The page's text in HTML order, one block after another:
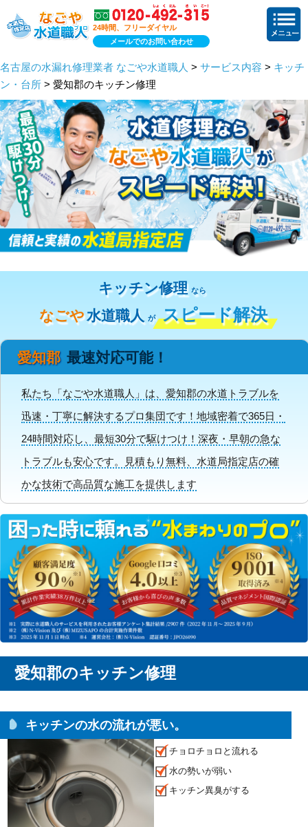
24時間、フリーダイヤル
メールでのお問い合わせ
名古屋の水漏れ修理業者 なごや水道職人 > サービス内容 > キッチ
ン・台所 > 愛知郡のキッチン修理
キッチン修理 なら
なごや水道職人 が スピード解決
愛知郡 最速対応可能！
私たち「なごや水道職人」は、愛知郡の水道トラブルを
迅速・丁寧に解決するプロ集団です！地域密着で365日・
24時間対応し、最短30分で駆けつけ！深夜・早朝の急な
トラブルも安心です。見積もり無料、水道局指定店の確
かな技術で高品質な施工を提供します
愛知郡のキッチン修理
キッチンの水の流れが悪い。
チョロチョロと流れる
水の勢いが弱い
キッチン異臭がする